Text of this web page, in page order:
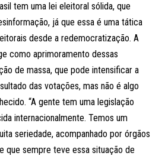
tem uma lei eleitoral sólida, que
já que essa é uma tática
desde a redemocratização. A
como aprimoramento dessas
de massa, que pode intensificar a
das votações, mas não é algo
“A gente tem uma legislação
internacionalmente. Temos um
seriedade, acompanhado por órgãos
que sempre teve essa situação de